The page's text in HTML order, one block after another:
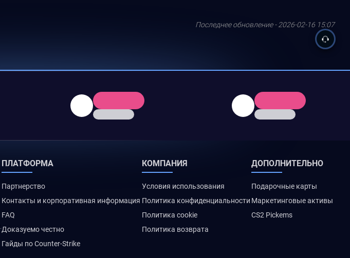
Последнее обновление - 2026-02-16 15:07
ПЛАТФОРМА
Партнерство
Контакты и корпоративная информация
FAQ
Доказуемо честно
Гайды по Counter-Strike
КОМПАНИЯ
Условия использования
Политика конфиденциальности
Политика cookie
Политика возврата
ДОПОЛНИТЕЛЬНО
Подарочные карты
Маркетинговые активы
CS2 Pickems